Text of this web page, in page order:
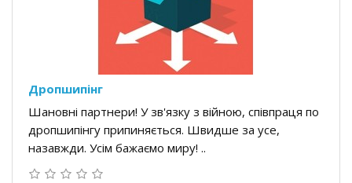
Дропшипінг
Шановні партнери! У зв'язку з війною, співпраця по
дропшипінгу припиняється. Швидше за усе,
назавжди. Усім бажаємо миру! ..